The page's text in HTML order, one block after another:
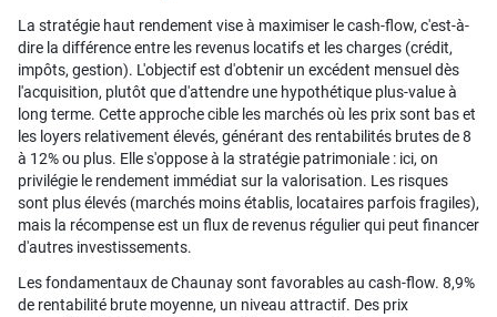
La stratégie haut rendement vise à maximiser le cash-flow, c'est-à-
dire la différence entre les revenus locatifs et les charges (crédit,
impôts, gestion). L'objectif est d'obtenir un excédent mensuel dès
l'acquisition, plutôt que d'attendre une hypothétique plus-value à
long terme. Cette approche cible les marchés où les prix sont bas et
les loyers relativement élevés, générant des rentabilités brutes de 8
à 12% ou plus. Elle s'oppose à la stratégie patrimoniale : ici, on
privilégie le rendement immédiat sur la valorisation. Les risques
sont plus élevés (marchés moins établis, locataires parfois fragiles),
mais la récompense est un flux de revenus régulier qui peut financer
d'autres investissements.
Les fondamentaux de Chaunay sont favorables au cash-flow. 8,9%
de rentabilité brute moyenne, un niveau attractif. Des prix